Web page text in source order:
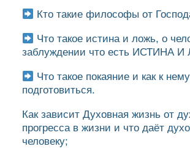
Кто такие философы от
Что такое истина и ложь, о
заблуждении что есть ИСТИНА
Что такое покаяние и как к нему
подготовиться.
Как зависит Духовная жизнь от
прогресса в жизни и что даёт
человеку;